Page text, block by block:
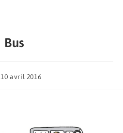
Bus
10 avril 2016